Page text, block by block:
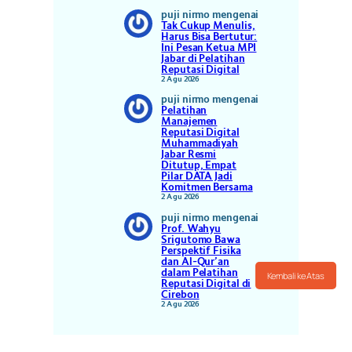
Kembali ke Atas
puji nirmomengenai
Tak Cukup Menulis,
Harus Bisa Bertutur:
Ini Pesan Ketua MPI
Jabar di Pelatihan
Reputasi Digital
2 Agu 2026
puji nirmomengenai
Pelatihan
Manajemen
Reputasi Digital
Muhammadiyah
Jabar Resmi
Ditutup, Empat
Pilar DATA Jadi
Komitmen Bersama
2 Agu 2026
puji nirmomengenai
Prof. Wahyu
Srigutomo Bawa
Perspektif Fisika
dan Al-Qur’an
dalam Pelatihan
Reputasi Digital di
Cirebon
2 Agu 2026